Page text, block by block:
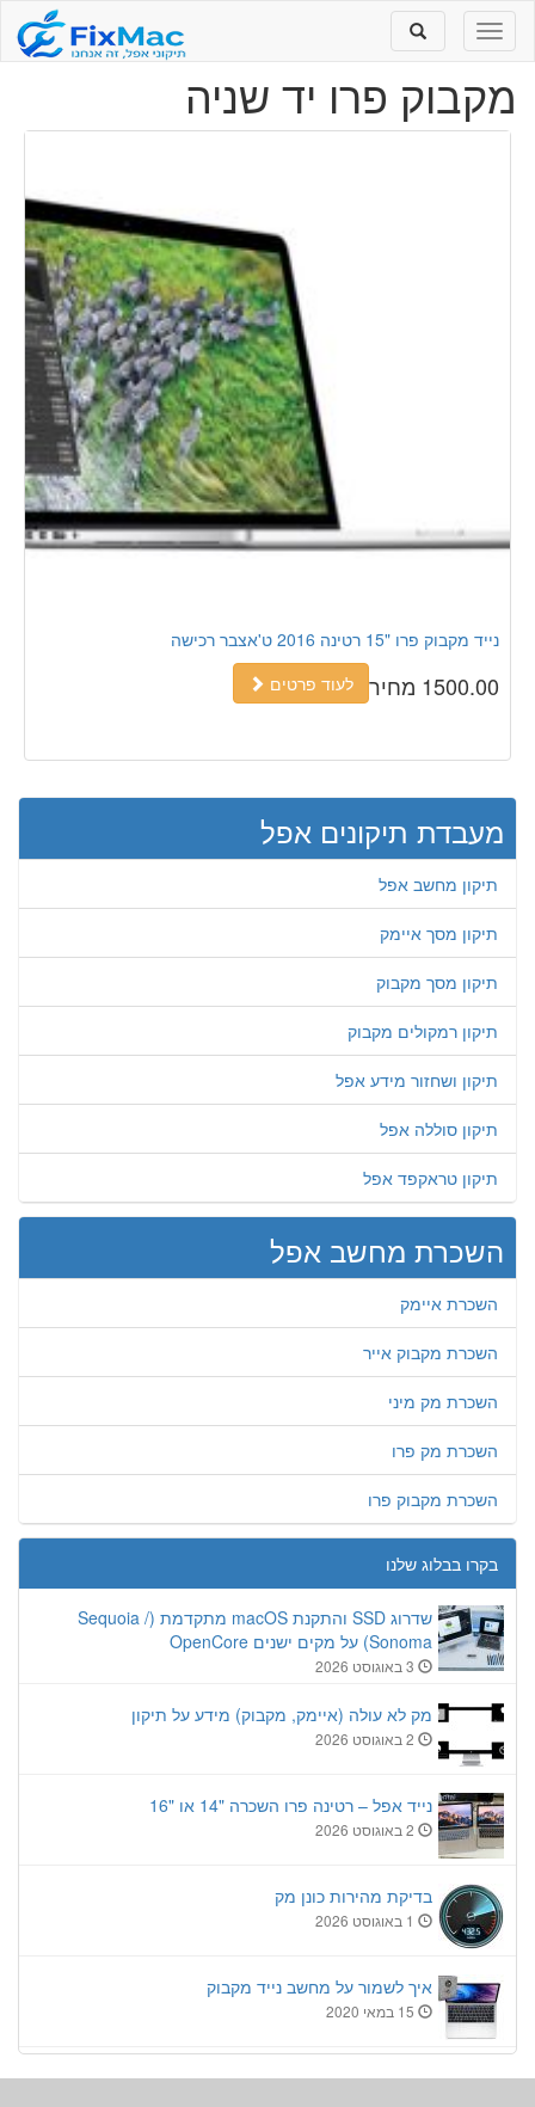
Toggle
navigation
Toggle
search
מקבוק פרו יד שניה
נייד מקבוק פרו "15 רטינה 2016 ט'אצבר רכישה
לעוד פרטים
1500.00 מחיר
מעבדת תיקונים אפל
תיקון מחשב אפל
תיקון מסך איימק
תיקון מסך מקבוק
תיקון רמקולים מקבוק
תיקון ושחזור מידע אפל
תיקון סוללה אפל
תיקון טראקפד אפל
השכרת מחשב אפל
השכרת איימק
השכרת מקבוק אייר
השכרת מק מיני
השכרת מק פרו
השכרת מקבוק פרו
בקרו בבלוג שלנו
שדרוג SSD והתקנת macOS מתקדמת (Sequoia /
Sonoma) על מקים ישנים OpenCore
מק לא עולה (איימק, מקבוק) מידע על תיקון
נייד אפל – רטינה פרו השכרה "14 או "16
בדיקת מהירות כונן מק
איך לשמור על מחשב נייד מקבוק